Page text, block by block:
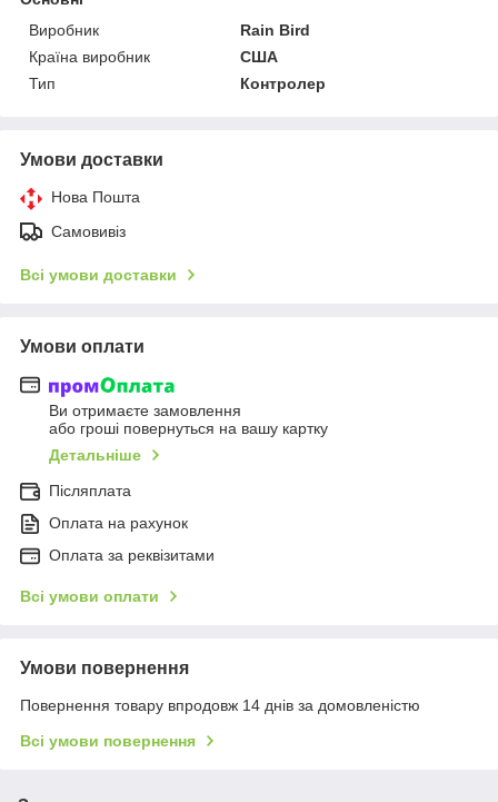
Виробник
Rain Bird
Країна виробник
США
Тип
Контролер
Умови доставки
Нова Пошта
Самовивіз
Всі умови доставки
Умови оплати
Ви отримаєте замовлення
або гроші повернуться на вашу картку
Детальніше
Післяплата
Оплата на рахунок
Оплата за реквізитами
Всі умови оплати
Умови повернення
Повернення товару впродовж 14 днів за домовленістю
Всі умови повернення